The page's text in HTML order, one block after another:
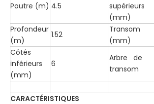
Poutre (m) 4.5
supérieurs
(mm)
Profondeur
(m)
1.52
Transom
(mm)
Côtés
inférieurs
(mm)
6
Arbre de
transom
CARACTÉRISTIQUES